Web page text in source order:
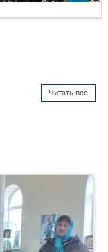
Читать все